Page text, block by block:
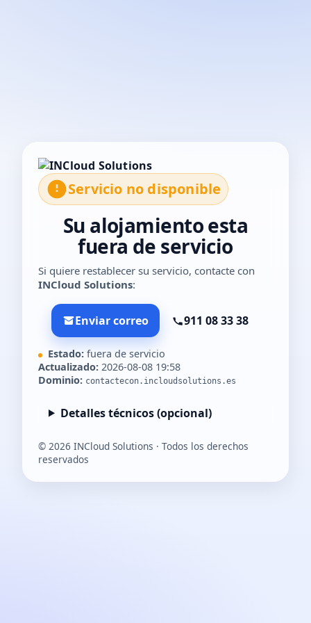
Servicio no disponible
Su alojamiento esta
fuera de servicio
Si quiere restablecer su servicio, contacte con
INCloud Solutions:
Enviar correo 911 08 33 38
Estado: fuera de servicio
Actualizado: 2026-08-08 19:58
Dominio: contactecon.incloudsolutions.es
Detalles técnicos (opcional)
© 2026 INCloud Solutions · Todos los derechos
reservados